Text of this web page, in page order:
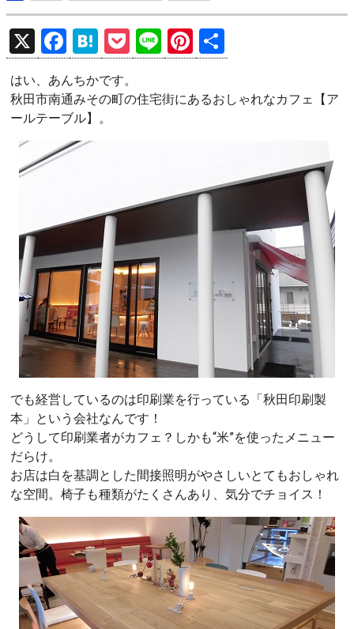
X
F
a
ce
b
o
H
at
e
n
P
o
ck
Li
n
e
Pi
nt
er
有
はい、あんちかです。
秋田市南通みその町の住宅街にあるおしゃれなカフェ【ア
ールテーブル】。
でも経営しているのは印刷業を行っている「秋田印刷製
本」という会社なんです！
どうして印刷業者がカフェ？しかも“米”を使ったメニュー
だらけ。
お店は白を基調とした間接照明がやさしいとてもおしゃれ
な空間。椅子も種類がたくさんあり、気分でチョイス！